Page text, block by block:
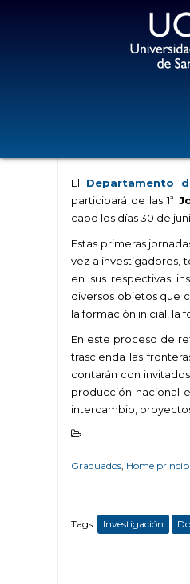
El Departamento
participará de las 1ª
cabo los días 30 de
Estas primeras
vez a investigadores,
en sus respectivas
diversos objetos que
la formación inicial, la
En este proceso de
trascienda las
contarán con
producción nacional
intercambio,
Graduados, Home
Tags: Investigación